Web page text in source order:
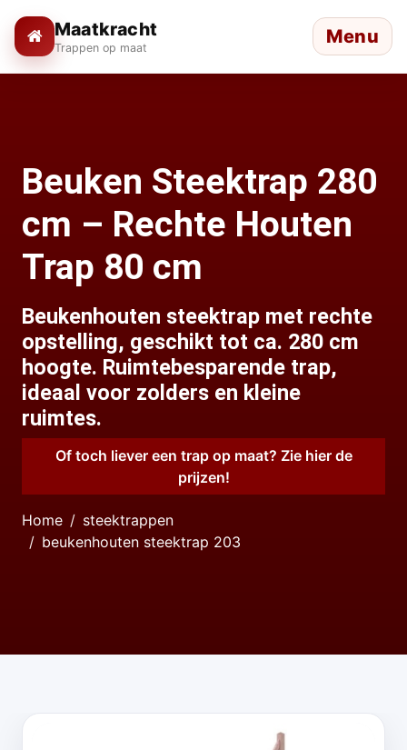
Maatkracht
Trappen op maat Menu
Beuken Steektrap 280
cm – Rechte Houten
Trap 80 cm
Beukenhouten steektrap met rechte
opstelling, geschikt tot ca. 280 cm
hoogte. Ruimtebesparende trap,
ideaal voor zolders en kleine
ruimtes.
Of toch liever een trap op maat? Zie hier de
prijzen!
Home
steektrappen
beukenhouten steektrap 203